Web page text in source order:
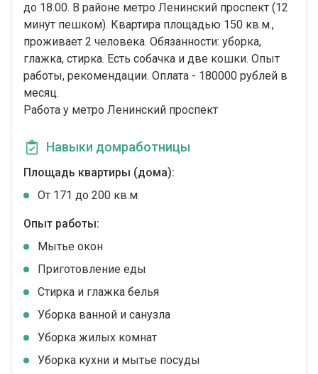
до 18.00. В районе метро Ленинский проспект (12
минут пешком). Квартира площадью 150 кв.м.,
проживает 2 человека. Обязанности: уборка,
глажка, стирка. Есть собачка и две кошки. Опыт
работы, рекомендации. Оплата - 180000 рублей в
месяц.
Работа у метро Ленинский проспект
Навыки домработницы
Площадь квартиры (дома):
От 171 до 200 кв.м
Опыт работы:
Мытье окон
Приготовление еды
Стирка и глажка белья
Уборка ванной и санузла
Уборка жилых комнат
Уборка кухни и мытье посуды